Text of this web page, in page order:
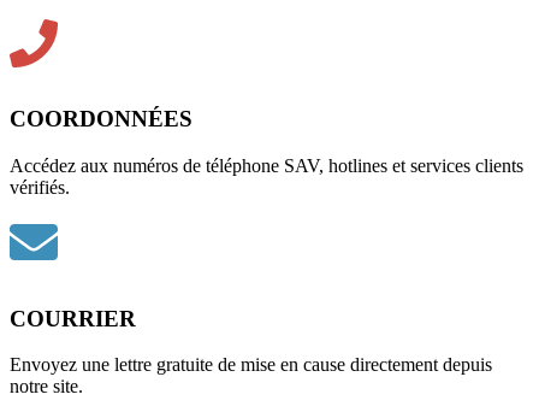
COORDONNÉES
Accédez aux numéros de téléphone SAV, hotlines et services clients
vérifiés.
COURRIER
Envoyez une lettre gratuite de mise en cause directement depuis
notre site.